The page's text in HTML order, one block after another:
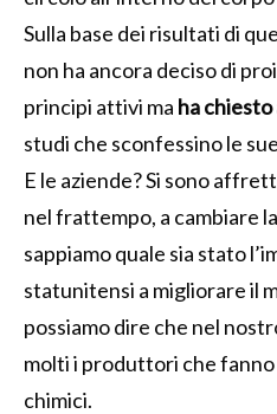
Sulla base dei risultati di
non ha ancora deciso di
principi attivi ma ha chiesto
studi che sconfessino le
E le aziende? Si sono
nel frattempo, a cambiare
sappiamo quale sia stato
statunitensi a migliorare il
possiamo dire che nel
molti i produttori che
chimici.